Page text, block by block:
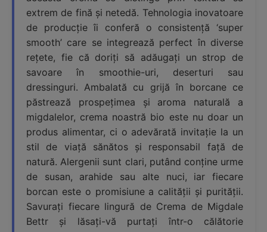
extrem de fină și netedă. Tehnologia inovatoare
de producție îi conferă o consistență ‘super
smooth’ care se integrează perfect în diverse
rețete, fie că doriți să adăugați un strop de
savoare în smoothie-uri, deserturi sau
dressinguri. Ambalată cu grijă în borcane ce
păstrează prospețimea și aroma naturală a
migdalelor, crema noastră bio este nu doar un
produs alimentar, ci o adevărată invitație la un
stil de viață sănătos și responsabil față de
natură. Alergenii sunt clari, putând conține urme
de susan, arahide sau alte nuci, iar fiecare
borcan este o promisiune a calității și purității.
Savurați fiecare lingură de Crema de Migdale
Bettr și lăsați-vă purtați într-o călătorie